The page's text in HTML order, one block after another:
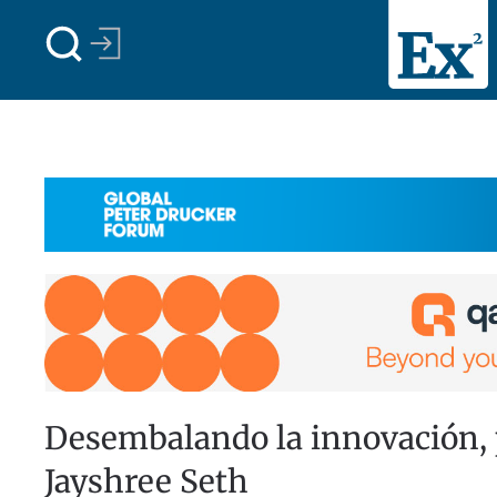
Skip to main content
Desembalando la
Jayshree Seth